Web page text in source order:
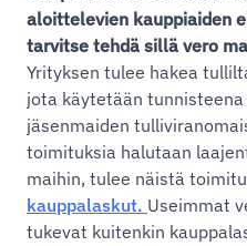
aloittelevien kauppiaiden
tarvitse tehdä sillä vero
Yrityksen tulee hakea
jota käytetään
jäsenmaiden
toimituksia halutaan
maihin, tulee näistä
kauppalaskut. Useimmat
tukevat kuitenkin